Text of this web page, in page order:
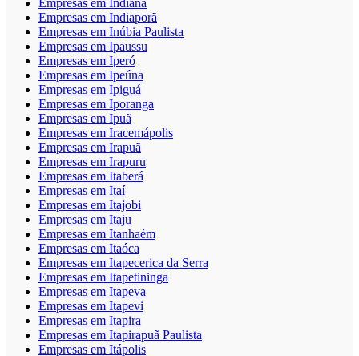
Empresas em Indiaporã
Empresas em Inúbia Paulista
Empresas em Ipaussu
Empresas em Iperó
Empresas em Ipeúna
Empresas em Ipiguá
Empresas em Iporanga
Empresas em Ipuã
Empresas em Iracemápolis
Empresas em Irapuã
Empresas em Irapuru
Empresas em Itaberá
Empresas em Itaí
Empresas em Itajobi
Empresas em Itaju
Empresas em Itanhaém
Empresas em Itaóca
Empresas em Itapecerica da Serra
Empresas em Itapetininga
Empresas em Itapeva
Empresas em Itapevi
Empresas em Itapira
Empresas em Itapirapuã Paulista
Empresas em Itápolis